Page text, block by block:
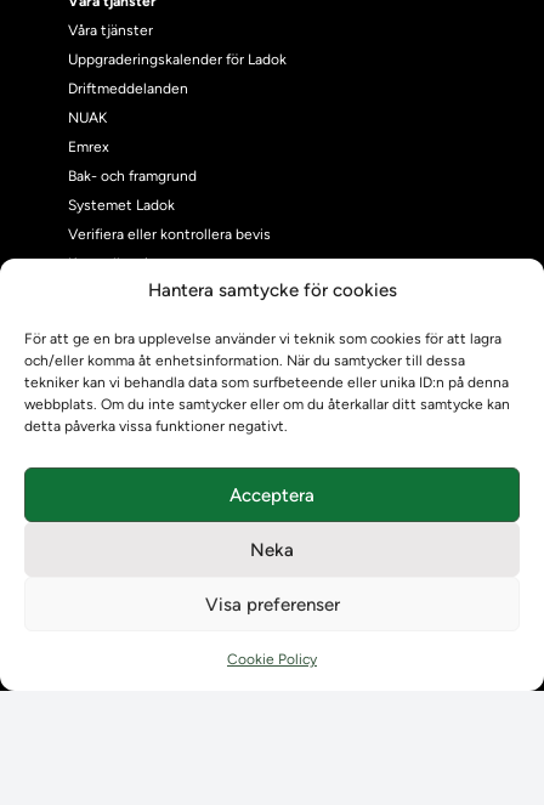
Hantera samtycke för cookies
För att ge en bra upplevelse använder vi teknik som cookies för att lagra
och/eller komma åt enhetsinformation. När du samtycker till dessa
tekniker kan vi behandla data som surfbeteende eller unika ID:n på denna
webbplats. Om du inte samtycker eller om du återkallar ditt samtycke kan
detta påverka vissa funktioner negativt.
Acceptera
Neka
Visa preferenser
Cookie Policy
Våra tjänster
Uppgraderingskalender för Ladok
Driftmeddelanden
NUAK
Emrex
Bak- och framgrund
Systemet Ladok
Verifiera eller kontrollera bevis
Kontrollera intyg
Om Ladokkonsortiet
Ladokkonsortiet internationellt
Vision, strategi och produktplan
Teamens sammansättning och arbetet på Ladokkonsortiet
Användarkontakter
Policyer och dokument
Kontaktuppgifter till lärosätenas Ladoksupport
Kontaktuppgifter till Ladokkonsortiet